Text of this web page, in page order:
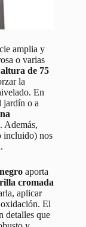
amplia y
o varias
altura de 75
la
En
jardín o a
Además,
incluido) nos
aporta
cromada
aplicar
El
detalles que